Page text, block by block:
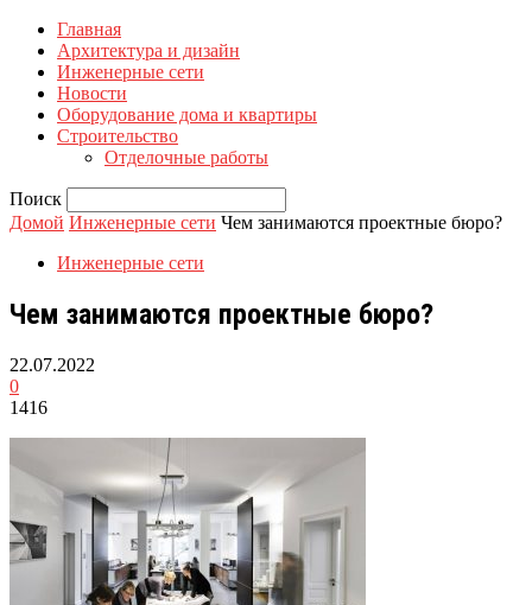
Главная
Архитектура и дизайн
Инженерные сети
Новости
Оборудование дома и квартиры
Строительство
Отделочные работы
Поиск
Домой Инженерные сети Чем занимаются проектные бюро?
Инженерные сети
Чем занимаются проектные бюро?
22.07.2022
0
1416